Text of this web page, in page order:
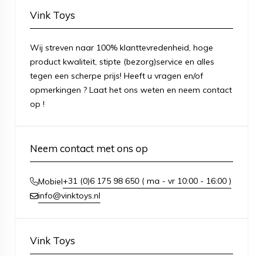
Vink Toys
Wij streven naar 100% klanttevredenheid, hoge
product kwaliteit, stipte (bezorg)service en alles
tegen een scherpe prijs! Heeft u vragen en/of
opmerkingen ? Laat het ons weten en neem contact
op !
Neem contact met ons op
Mobiel+31 (0)6 175 98 650 ( ma - vr 10:00 - 16:00 )
info@vinktoys.nl
Vink Toys